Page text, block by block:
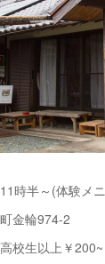
時半～(体験メ
金輪974-2
校生以上￥200~